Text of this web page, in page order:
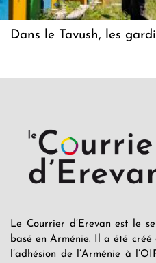
Dans le Tavush, les
Le Courrier d’Erevan est le
basé en Arménie. Il a été
l’adhésion de l’Arménie à